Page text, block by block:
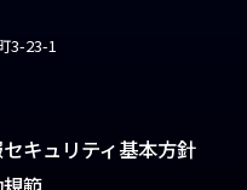
3-23-1
キュリティ基本方針